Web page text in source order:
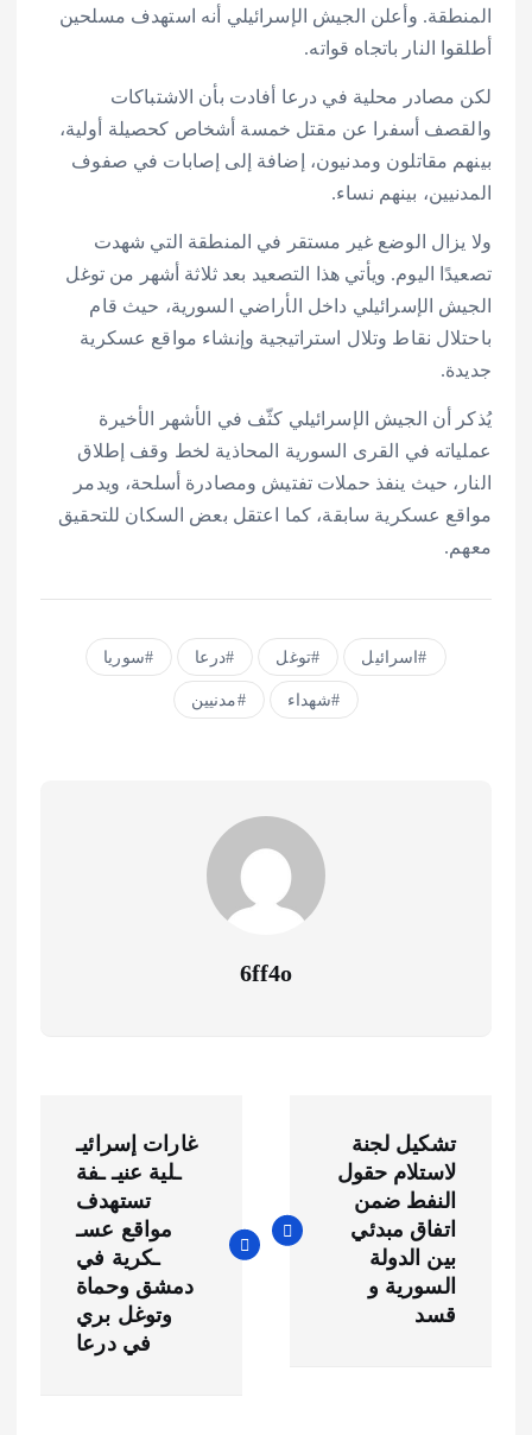
المنطقة. وأعلن الجيش الإسرائيلي أنه استهدف مسلحين
أطلقوا النار باتجاه قواته.
لكن مصادر محلية في درعا أفادت بأن الاشتباكات
والقصف أسفرا عن مقتل خمسة أشخاص كحصيلة أولية،
بينهم مقاتلون ومدنيون، إضافة إلى إصابات في صفوف
المدنيين، بينهم نساء.
ولا يزال الوضع غير مستقر في المنطقة التي شهدت
تصعيدًا اليوم. ويأتي هذا التصعيد بعد ثلاثة أشهر من توغل
الجيش الإسرائيلي داخل الأراضي السورية، حيث قام
باحتلال نقاط وتلال استراتيجية وإنشاء مواقع عسكرية
جديدة.
يُذكر أن الجيش الإسرائيلي كثّف في الأشهر الأخيرة
عملياته في القرى السورية المحاذية لخط وقف إطلاق
النار، حيث ينفذ حملات تفتيش ومصادرة أسلحة، ويدمر
مواقع عسكرية سابقة، كما اعتقل بعض السكان للتحقيق
معهم.
اسرائيل توغل درعا سوريا
شهداء مدنيين
6ff4o
ص
تشكيل لجنة
لاستلام حقول
النفط ضمن
اتفاق مبدئي
بين الدولة
السورية و
قسد
غارات إسرائيـ
ـلية عنيـ ـفة
تستهدف
مواقع عسـ
ـكرية في
دمشق وحماة
وتوغل بري
في درعا